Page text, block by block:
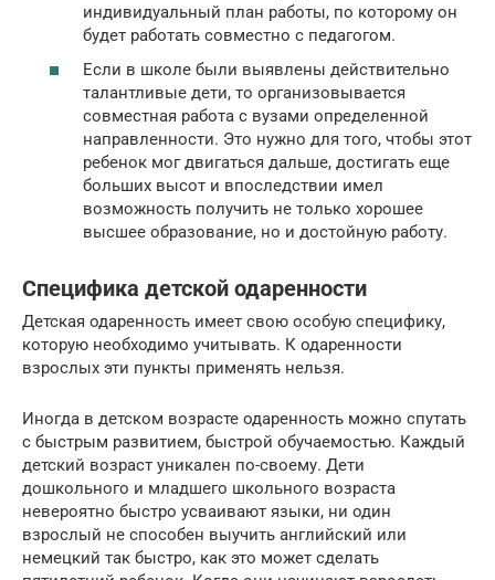
индивидуальный план работы, по которому он
будет работать совместно с педагогом.
Если в школе были выявлены действительно
талантливые дети, то организовывается
совместная работа с вузами определенной
направленности. Это нужно для того, чтобы этот
ребенок мог двигаться дальше, достигать еще
больших высот и впоследствии имел
возможность получить не только хорошее
высшее образование, но и достойную работу.
Специфика детской одаренности
Детская одаренность имеет свою особую специфику,
которую необходимо учитывать. К одаренности
взрослых эти пункты применять нельзя.
Иногда в детском возрасте одаренность можно спутать
с быстрым развитием, быстрой обучаемостью. Каждый
детский возраст уникален по-своему. Дети
дошкольного и младшего школьного возраста
невероятно быстро усваивают языки, ни один
взрослый не способен выучить английский или
немецкий так быстро, как это может сделать